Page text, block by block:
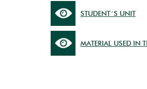
STUDENT´S UNIT
MATERIAL USED IN